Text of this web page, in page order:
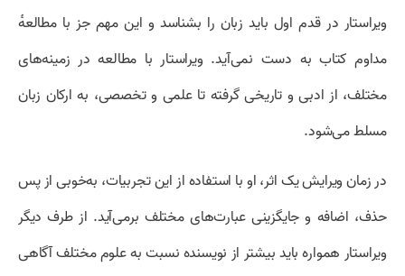
ویراستار در قدم اول باید زبان را بشناسد و این مهم جز با مطالعهٔ
مداوم کتاب به دست نمی‌آید. ویراستار با مطالعه در زمینه‌های
مختلف، از ادبی و تاریخی گرفته تا علمی و تخصصی، به ارکان زبان
مسلط می‌شود.
در زمان ویرایش یک اثر، او با استفاده از این تجربیات، به‌خوبی از پس
حذف، اضافه و جایگزینی عبارت‌های مختلف برمی‌آید. از طرف دیگر
ویراستار همواره باید بیشتر از نویسنده نسبت به علوم مختلف آگاهی